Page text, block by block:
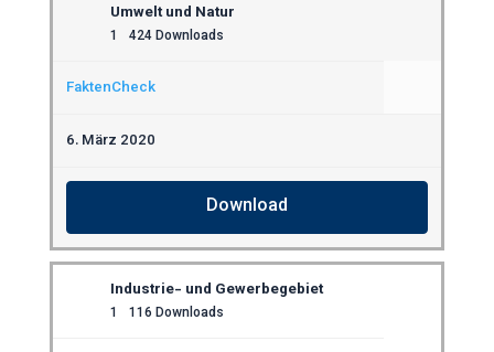
Umwelt und Natur
1 424 Downloads
FaktenCheck
6. März 2020
Download
Industrie- und Gewerbegebiet
1 116 Downloads